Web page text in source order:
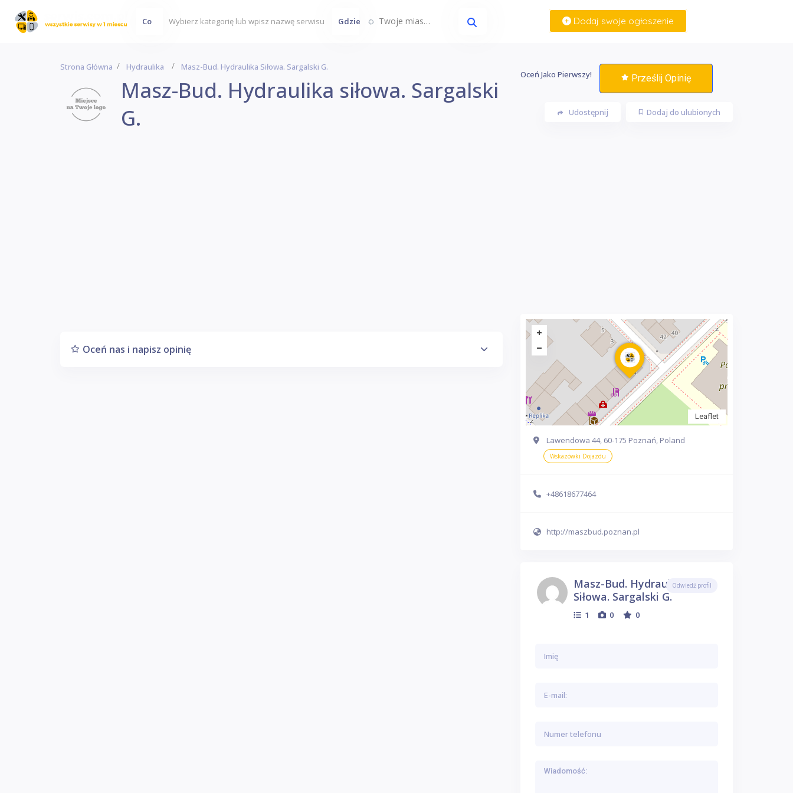
Co Gdzie Twoje miasto... Dodaj swoje ogłoszenie
Strona Główna Hydraulika Masz-Bud. Hydraulika Siłowa. Sargalski G.
Masz-Bud. Hydraulika siłowa. Sargalski
G.
Oceń Jako Pierwszy! Prześlij Opinię
Dodaj do ulubionych
Udostępnij
Oceń nas i napisz opinię
Leaflet
Lawendowa 44, 60-175 Poznań, Poland
Wskazówki Dojazdu
+48618677464
http://maszbud.poznan.pl
Masz-Bud. Hydraulika
Siłowa. Sargalski G.
1 0 0
Odwiedź profil